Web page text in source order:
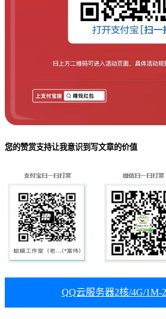
您的赞赏支持让我意识到写文章的价值
QQ云服务器2核/4G/1M-